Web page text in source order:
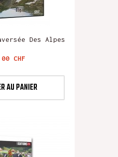
Des Alpes
CHF
AU PANIER